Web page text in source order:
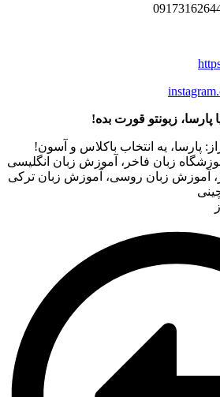
زبونتو قورت بده!
پارسا، یه انتخاب باکلاس و آسون!
زبان فاخر، آموزش زبان انگلیسی
آموزش زبان روسی، آموزش زبان ترکی